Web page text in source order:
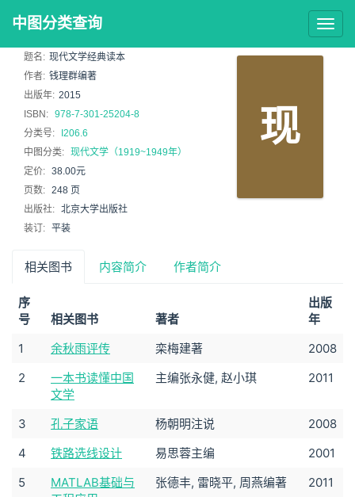
中图分类查询
现
题名: 现代文学经典读本
作者: 钱理群编著
出版年: 2015
ISBN: 978-7-301-25204-8
分类号:
I206.6
中图分类: 现代文学（1919~1949年）
定价: 38.00元
页数: 248 页
出版社: 北京大学出版社
装订: 平装
相关图书 内容简介 作者简介
序
号
相关图书 著者
出版
年
1
余秋雨评传 栾梅建著
2008
2
一本书读懂中国
文学
主编张永健, 赵小琪 2011
3 孔子家语 杨朝明注说
2008
4
铁路选线设计 易思蓉主编
2001
5
MATLAB基础与
张德丰, 雷晓平, 周燕编著 2011